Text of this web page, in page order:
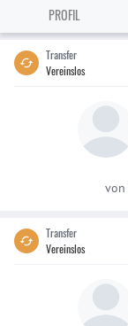
PROFIL
Transfer
Vereinslos
von
Transfer
Vereinslos